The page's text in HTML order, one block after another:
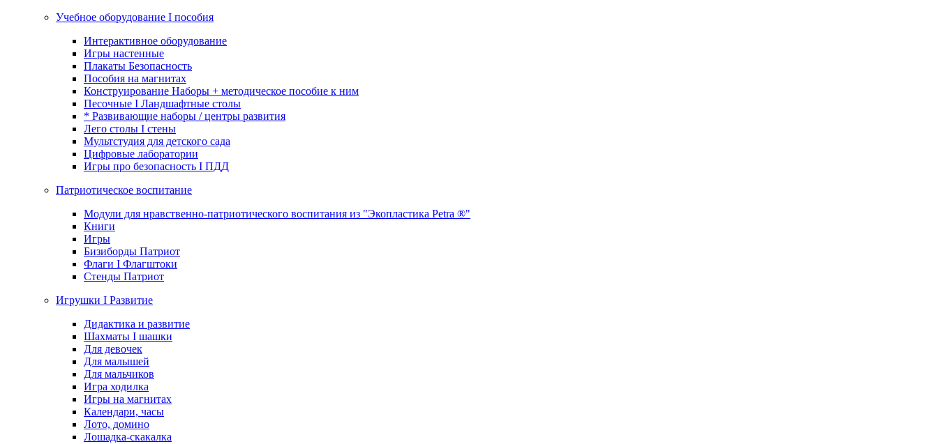
Учебное оборудование I пособия
Интерактивное оборудование
Игры настенные
Плакаты Безопасность
Пособия на магнитах
Конструирование Наборы + методическое пособие к ним
Песочные I Ландшафтные столы
* Развивающие наборы / центры развития
Лего столы I стены
Мультстудия для детского сада
Цифровые лаборатории
Игры про безопасность I ПДД
Патриотическое воспитание
Модули для нравственно-патриотического воспитания из "Экопластика Petra ®"
Книги
Игры
Бизиборды Патриот
Флаги I Флагштоки
Стенды Патриот
Игрушки I Развитие
Дидактика и развитие
Шахматы I шашки
Для девочек
Для малышей
Для мальчиков
Игра ходилка
Игры на магнитах
Календари, часы
Лото, домино
Лошадка-скакалка